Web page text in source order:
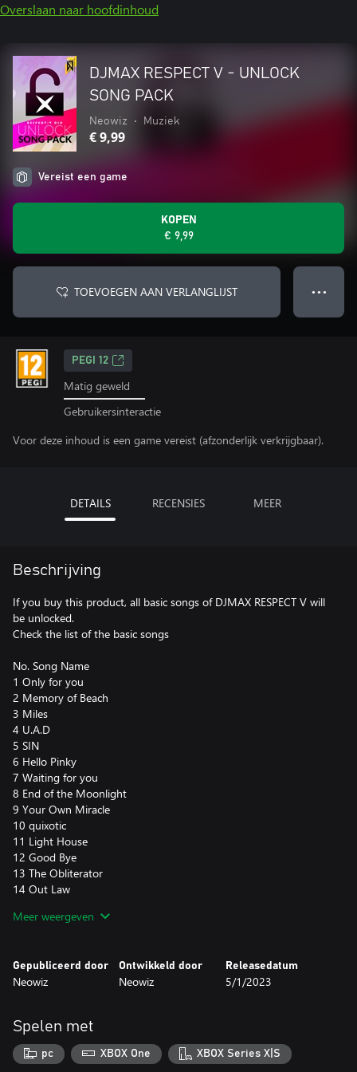
Overslaan naar hoofdinhoud
DJMAX RESPECT V - UNLOCK
SONG PACK
Neowiz • Muziek
€ 9,99
Vereist een game
KOPEN
€ 9,99
TOEVOEGEN AAN VERLANGLIJST ● ● ●
PEGI 12
Matig geweld
Gebruikersinteractie
Voor deze inhoud is een game vereist (afzonderlijk verkrijgbaar).
DETAILS RECENSIES MEER
Beschrijving
If you buy this product, all basic songs of DJMAX RESPECT V will
be unlocked.
Check the list of the basic songs
No. Song Name
1 Only for you
2 Memory of Beach
3 Miles
4 U.A.D
5 SIN
6 Hello Pinky
7 Waiting for you
8 End of the Moonlight
9 Your Own Miracle
10 quixotic
11 Light House
12 Good Bye
13 The Obliterator
14 Out Law
16 Beyond Yourself
19 Ray of Illuminati
20 Memoirs
23 Syriana
24 glory day
25 RED
Meer weergeven
Gepubliceerd door
Neowiz
Ontwikkeld door
Neowiz
Releasedatum
5/1/2023
Spelen met
pc XBOX One XBOX Series X|S